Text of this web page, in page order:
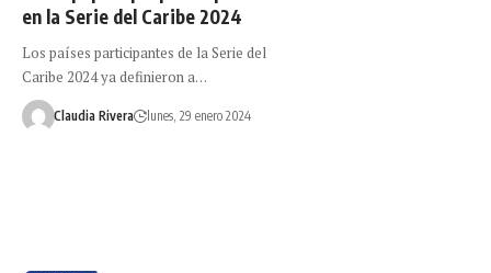
en la Serie del Caribe 2024
Los países participantes de la Serie del
Caribe 2024 ya definieron a…
Claudia Rivera lunes, 29 enero 2024